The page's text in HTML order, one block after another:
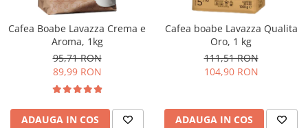
Cafea Boabe Lavazza Crema e
Aroma, 1kg
95,71 RON
89,99 RON
ADAUGA IN COS
Cafea boabe Lavazza Qualita
Oro, 1 kg
111,51 RON
104,90 RON
ADAUGA IN COS